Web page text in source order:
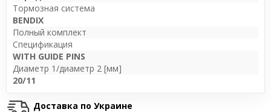
Тормозная система
BENDIX
Полный комплект
Спецификация
WITH GUIDE PINS
Диаметр 1/диаметр 2 [мм]
20/11
Доставка по Украине